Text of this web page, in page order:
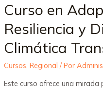
Curso en
Resiliencia y
Climática
Cursos, Regional / Por
Este curso ofrece una